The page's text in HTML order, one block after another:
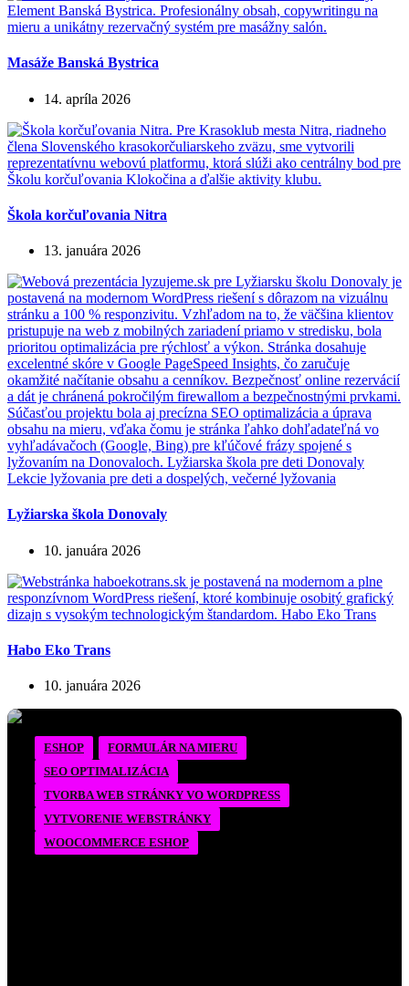
Masáže Banská Bystrica
14. apríla 2026
Škola korčuľovania Nitra
13. januára 2026
Lyžiarska škola Donovaly
10. januára 2026
Habo Eko Trans
10. januára 2026
ESHOP
FORMULÁR NA MIERU
SEO OPTIMALIZÁCIA
TVORBA WEB STRÁNKY VO WORDPRESS
VYTVORENIE WEBSTRÁNKY
WOOCOMMERCE ESHOP